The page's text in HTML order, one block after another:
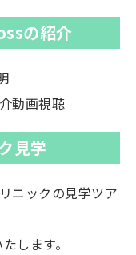
の紹介
動画視聴
見学
ニックの見学ツア
します。